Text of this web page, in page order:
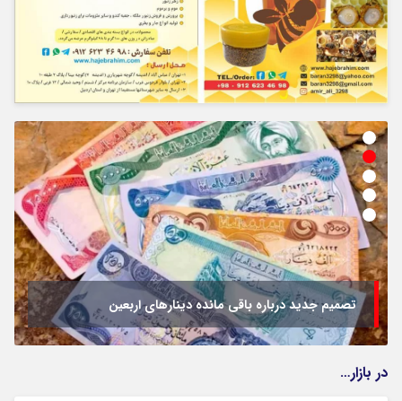
تصمیم جدید درباره باقی مانده دینارهای اربعین
در بازار…